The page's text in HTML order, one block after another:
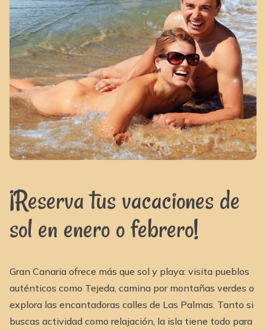
¡Reserva tus vacaciones de
sol en enero o febrero!
Gran Canaria ofrece más que sol y playa: visita pueblos
auténticos como Tejeda, camina por montañas verdes o
explora las encantadoras calles de Las Palmas. Tanto si
buscas actividad como relajación, la isla tiene todo para